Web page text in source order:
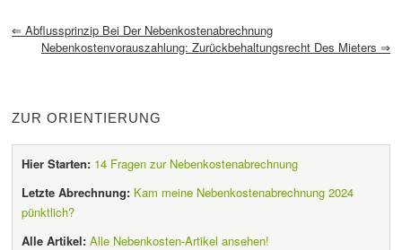
⇐ Abflussprinzip Bei Der Nebenkostenabrechnung
Nebenkostenvorauszahlung: Zurückbehaltungsrecht Des Mieters ⇒
ZUR ORIENTIERUNG
Hier Starten: 14 Fragen zur Nebenkostenabrechnung
Letzte Abrechnung: Kam meine Nebenkostenabrechnung 2024
pünktlich?
Alle Artikel: Alle Nebenkosten-Artikel ansehen!